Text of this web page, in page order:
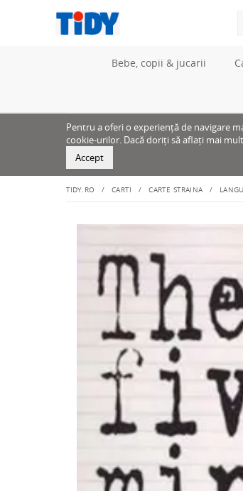
Bebe, copii & jucarii
Pentru a oferi o experiență de navigare
cookie-urilor. Dacă doriți să aflați mai
Accept
TIDY.RO CARTI CARTE STRAINA